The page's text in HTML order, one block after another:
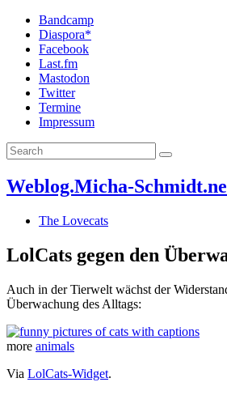
Bandcamp
Diaspora*
Facebook
Last.fm
Mastodon
Twitter
Termine
Impressum
Weblog.Micha-
The Lovecats
LolCats gegen den
Auch in der Tierwelt wächst der
Überwachung des Alltags:
more animals
Via LolCats-Widget.